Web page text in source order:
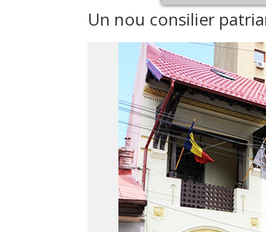
Un nou consilier
Noiembrie Decembrie